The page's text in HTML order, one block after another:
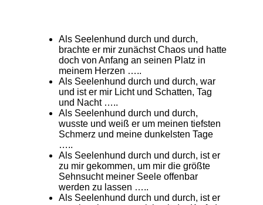
Als Seelenhund durch und durch,
brachte er mir zunächst Chaos und hatte
doch von Anfang an seinen Platz in
meinem Herzen …..
Als Seelenhund durch und durch, war
und ist er mir Licht und Schatten, Tag
und Nacht …..
Als Seelenhund durch und durch,
wusste und weiß er um meinen tiefsten
Schmerz und meine dunkelsten Tage
…..
Als Seelenhund durch und durch, ist er
zu mir gekommen, um mir die größte
Sehnsucht meiner Seele offenbar
werden zu lassen …..
Als Seelenhund durch und durch, ist er